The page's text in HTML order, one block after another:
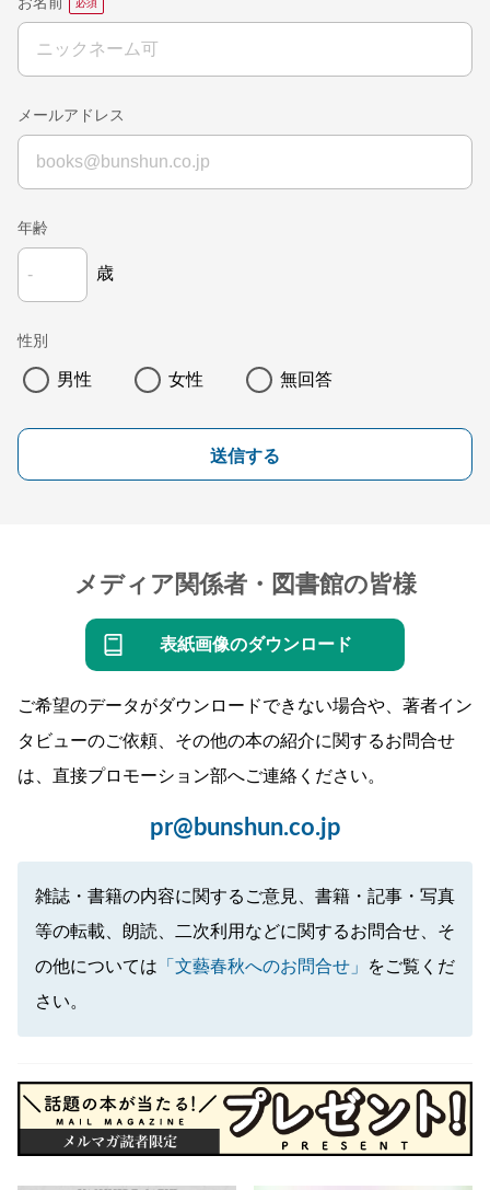
メールアドレス
年齢
歳
性別
男性 女性 無回答
送信する
メディア関係者・図書館の皆様
表紙画像のダウンロード
ご希望のデータがダウンロードできない場合や、著者イン
タビューのご依頼、その他の本の紹介に関するお問合せ
は、直接プロモーション部へご連絡ください。
pr@bunshun.co.jp
雑誌・書籍の内容に関するご意見、書籍・記事・写真
等の転載、朗読、二次利用などに関するお問合せ、そ
の他については 「文藝春秋へのお問合せ」
をご覧くだ
さい。